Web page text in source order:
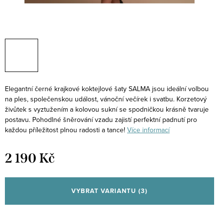
Elegantní černé krajkové koktejlové šaty SALMA jsou ideální volbou
na ples, společenskou událost, vánoční večírek i svatbu. Korzetový
živůtek s vyztužením a kolovou sukní se spodničkou krásně tvaruje
postavu. Pohodlné šněrování vzadu zajistí perfektní padnutí pro
každou příležitost plnou radosti a tance! Více informací
2 190 Kč
cena:
VYBRAT VARIANTU (3)